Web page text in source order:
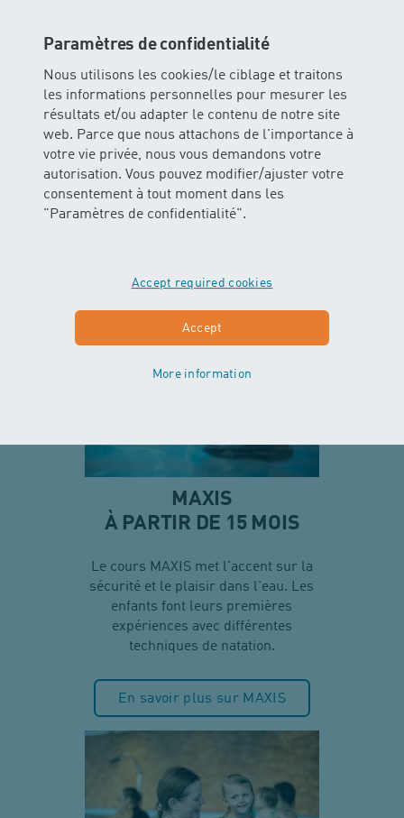
Paramètres de confidentialité
Nous utilisons les cookies/le ciblage et traitons
les informations personnelles pour mesurer les
résultats et/ou adapter le contenu de notre site
web. Parce que nous attachons de l'importance à
votre vie privée, nous vous demandons votre
autorisation. Vous pouvez modifier/ajuster votre
consentement à tout moment dans les
"Paramètres de confidentialité".
Accept required cookies
Accept
More information
MINIS
À PARTIR DE 10
SEMAINES
Ce cours permet aux bébés de
découvrir l'élément eau avec tous
leurs sens. Les enfants glissent et
flottent dans l'eau avec ou sans le
En savoir plus sur MINIS
MAXIS
À PARTIR DE 15 MOIS
Le cours MAXIS met l'accent sur la
sécurité et le plaisir dans l'eau. Les
enfants font leurs premières
expériences avec différentes
techniques de natation.
En savoir plus sur MAXIS